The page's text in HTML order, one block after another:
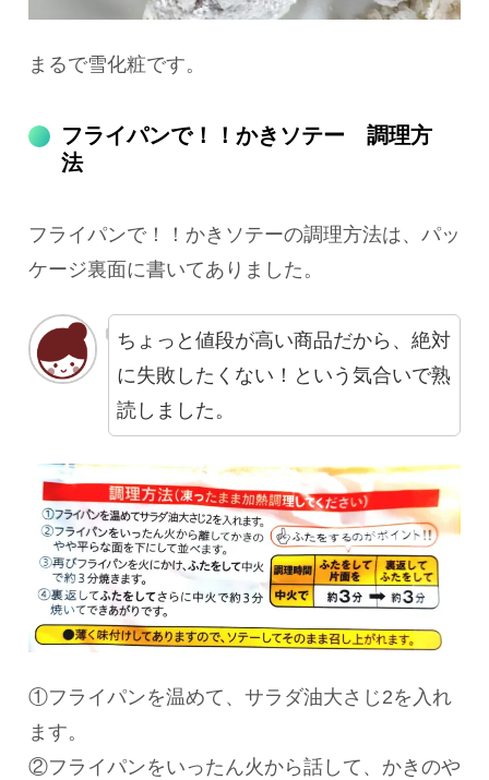
まるで雪化粧です。
フライパンで！！かきソテー 調理方
法
フライパンで！！かきソテーの調理方法は、パッ
ケージ裏面に書いてありました。
ちょっと値段が高い商品だから、絶対
に失敗したくない！という気合いで熟
読しました。
①フライパンを温めて、サラダ油大さじ2を入れ
ます。
②フライパンをいったん火から話して、かきのや